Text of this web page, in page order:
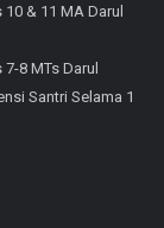
& 11 MA Darul
8 MTs Darul
Santri Selama 1